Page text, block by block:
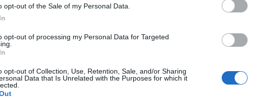
opt-out of the Sale of my Personal Data.
opt-out of processing my Personal Data for Targeted
opt-out of Collection, Use, Retention, Sale, and/or Sharing
Data that Is Unrelated with the Purposes for which it